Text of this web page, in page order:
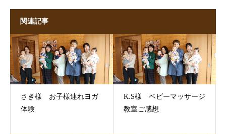
関連記事
さき様 お子様連れヨガ
体験
K.S様 ベビーマッサージ
教室ご感想